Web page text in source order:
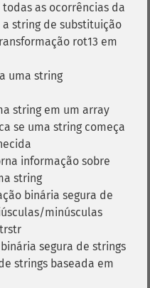
as ocorrências da
string de substituição
rot13 em
uma string
string em um array
se uma string começa
informação sobre
string
binária segura de
minúsculas
segura de strings
strings baseada em